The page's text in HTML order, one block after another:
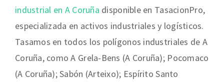
industrial en A Coruña disponible en TasacionPro,
especializada en activos industriales y logísticos.
Tasamos en todos los polígonos industriales de A
Coruña, como A Grela-Bens (A Coruña); Pocomaco
(A Coruña); Sabón (Arteixo); Espírito Santo